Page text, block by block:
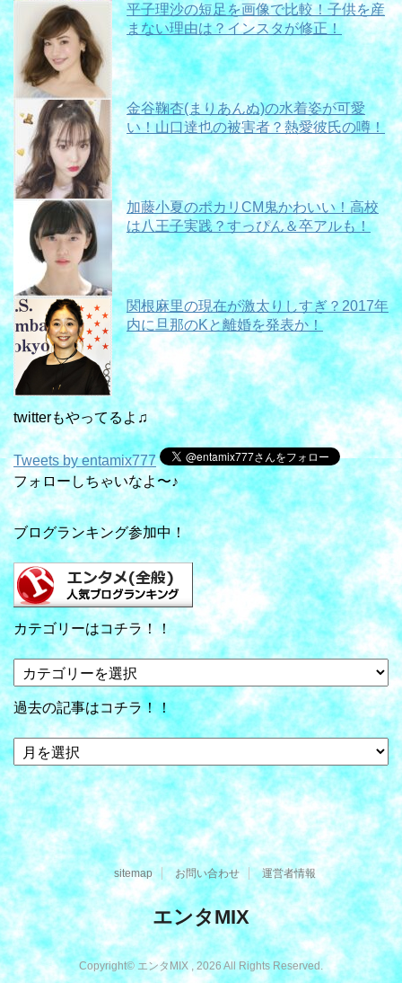
平子理沙の短足を画像で比較！子供を産
まない理由は？インスタが修正！
金谷鞠杏(まりあんぬ)の水着姿が可愛
い！山口達也の被害者？熱愛彼氏の噂！
加藤小夏のポカリCM鬼かわいい！高校
は八王子実践？すっぴん＆卒アルも！
関根麻里の現在が激太りしすぎ？2017年
内に旦那のKと離婚を発表か！
twitterもやってるよ♫
Tweets by entamix777
フォローしちゃいなよ〜♪
ブログランキング参加中！
カテゴリーはコチラ！！
テ
ゴ
リ
ー
は
コ
チ
ラ！！
過去の記事はコチラ！！
過
去
の
記
事
は
コ
チ
ラ！！
sitemap お問い合わせ 運営者情報
エンタMIX
Copyright© エンタMIX , 2026 All Rights Reserved.